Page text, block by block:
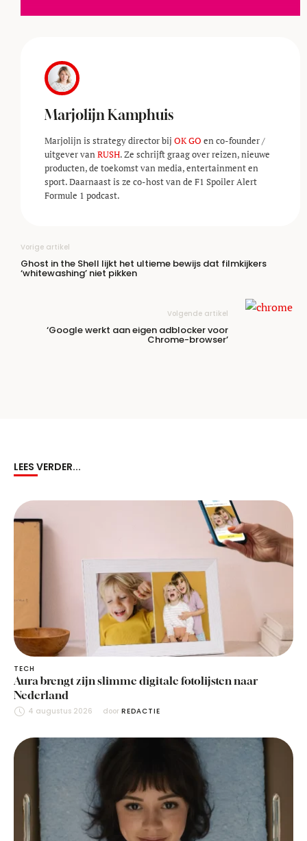
Marjolijn Kamphuis
Marjolijn is strategy director bij OK GO en co-founder /
uitgever vanRUSH. Ze schrijft graag over reizen, nieuwe
producten, de toekomst van media, entertainment en
sport. Daarnaast is ze co-host van de F1 Spoiler Alert
Formule 1 podcast.
Vorige artikel
Ghost in the Shell lijkt het ultieme bewijs dat filmkijkers
‘whitewashing’ niet pikken
Volgende artikel
‘Google werkt aan eigen adblocker voor
Chrome-browser’
LEES VERDER...
TECH
Aura brengt zijn slimme digitale fotolijsten naar
Nederland
4 augustus 2026 door REDACTIE